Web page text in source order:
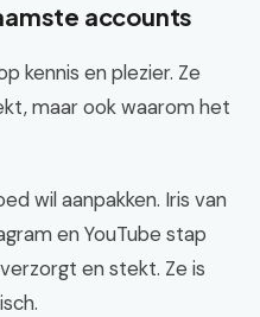
accounts
kennis en plezier. Ze
maar ook waarom het
wil aanpakken. Iris van
en YouTube stap
en stekt. Ze is